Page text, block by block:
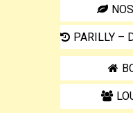
PARILLY –